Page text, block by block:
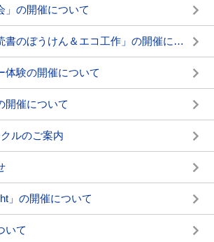
」の開催について
わんぱくランド「読書のぼうけん＆エコ工作」の開催について
体験の開催について
開催について
ルのご案内
」の開催について
いて